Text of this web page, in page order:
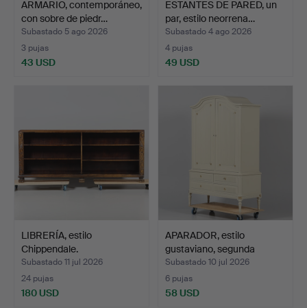
ARMARIO, contemporáneo,
con sobre de piedr…
Subastado 5 ago 2026
3 pujas
43 USD
ESTANTES DE PARED, un
par, estilo neorrena…
Subastado 4 ago 2026
4 pujas
49 USD
LIBRERÍA, estilo
Chippendale.
Subastado 11 jul 2026
24 pujas
180 USD
APARADOR, estilo
gustaviano, segunda
mitad…
Subastado 10 jul 2026
6 pujas
58 USD